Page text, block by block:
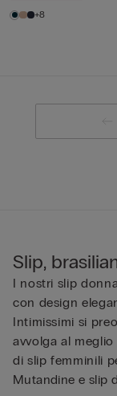
+8
Slip,
I nostri slip
con design
Intimissimi si
avvolga al
di slip femminili
Mutandine e slip